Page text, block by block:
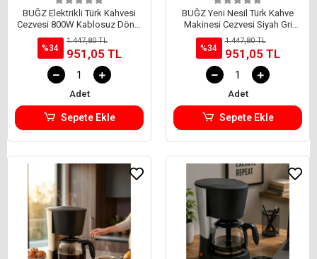
BUĞZ Elektrikli Türk Kahvesi
Cezvesi 800W Kablosuz Döner
Tabanlı
%34
1.447,80 TL
951,05 TL
Adet
Sepete Ekle
BUĞZ Yeni Nesil Türk Kahve
Makinesi Cezvesi Siyah Gri
Kablolu Pratik
%34
1.447,80 TL
951,05 TL
Adet
Sepete Ekle